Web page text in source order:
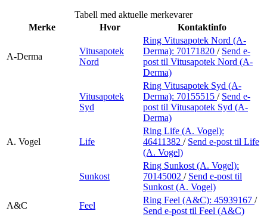
Praktisk informasjon
Ledige stillinger
Tabell med aktuelle merkevarer
Merke
Hvor Kontaktinfo
A-Derma
Vitusapotek
Nord
Ring Vitusapotek Nord (A-
Derma): 70171820 / Send e-
post til Vitusapotek Nord (A-
Derma)
Vitusapotek
Syd
Ring Vitusapotek Syd (A-
Derma): 70155515 / Send e-
post til Vitusapotek Syd (A-
Derma)
A. Vogel Life
Ring Life (A. Vogel):
46411382 / Send e-post til Life
(A. Vogel)
Sunkost
Ring Sunkost (A. Vogel):
70145002 / Send e-post til
Sunkost (A. Vogel)
A&C
Feel
Ring Feel (A&C): 45939167 /
Send e-post til Feel (A&C)